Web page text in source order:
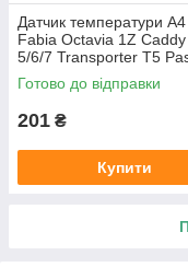
Датчик температури A4
Fabia Octavia 1Z
5/6/7 Transporter T5
B6 (колір сірий)
Готово до відправки
201 ₴
Купити